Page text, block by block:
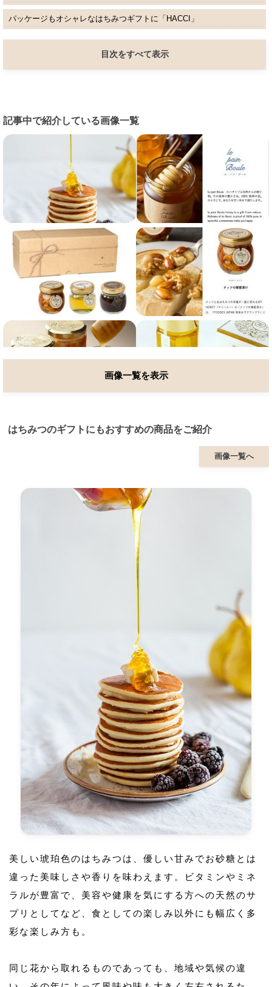
パッケージもオシャレなはちみつギフトに「HACCI」
目次をすべて表示
記事中で紹介している画像一覧
画像一覧を表示
はちみつのギフトにもおすすめの商品をご紹介
画像一覧へ
美しい琥珀色のはちみつは、優しい甘みでお砂糖とは
違った美味しさや香りを味わえます。ビタミンやミネ
ラルが豊富で、美容や健康を気にする方への天然のサ
プリとしてなど、食としての楽しみ以外にも幅広く多
彩な楽しみ方も。
同じ花から取れるものであっても、地域や気候の違